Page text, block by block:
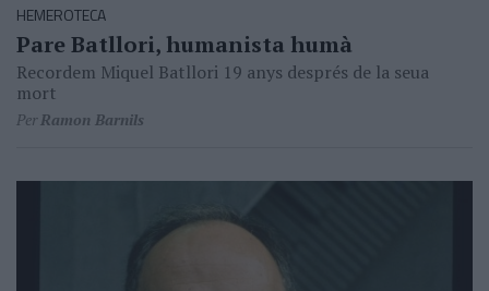
HEMEROTECA
Pare Batllori, humanista humà
Recordem Miquel Batllori 19 anys després de la seua
mort
PerRamon Barnils